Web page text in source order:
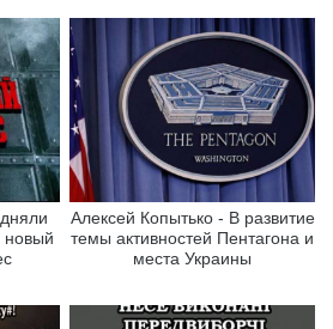
новый
Алексей Копытько - В развитие
темы активностей Пентагона и
места Украины